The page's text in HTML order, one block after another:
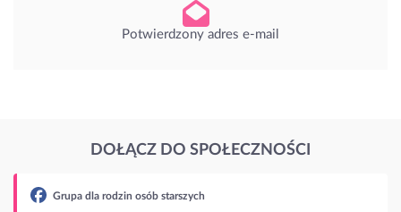
Potwierdzony adres e-mail
DOŁĄCZ DO SPOŁECZNOŚCI